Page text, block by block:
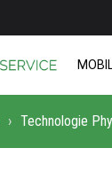
Technologie